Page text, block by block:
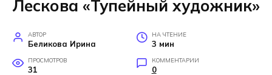
Лескова «Тупейный художник»
АВТОР
Беликова Ирина
НА ЧТЕНИЕ
3 мин
ПРОСМОТРОВ
31
КОММЕНТАРИИ
0